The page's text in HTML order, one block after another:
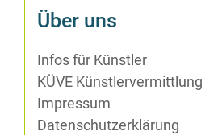
Über uns
In­fos für Künstler
KÜVE Künst­ler­ver­mitt­lung
Im­pres­sum
Da­ten­schutz­er­klä­rung